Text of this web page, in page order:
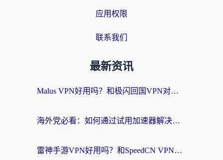
应用权限
联系我们
最新资讯
Malus VPN好用吗？和极闪回国VPN对比哪个回国效果更好？海外党亲测3款加速器+避坑指南
海外党必看：如何通过试用加速器解决国内APP地区限制？附2026最新对比测评
雷神手游VPN好用吗？和SpeedCN VPN对比哪个回国效果更好？海外党亲测3款加速器+避坑指南